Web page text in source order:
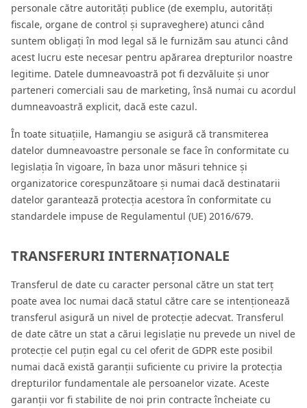
personale către autorități publice (de exemplu, autorități
fiscale, organe de control și supraveghere) atunci când
suntem obligați în mod legal să le furnizăm sau atunci când
acest lucru este necesar pentru apărarea drepturilor noastre
legitime. Datele dumneavoastră pot fi dezvăluite și unor
parteneri comerciali sau de marketing, însă numai cu acordul
dumneavoastră explicit, dacă este cazul.
În toate situațiile, Hamangiu se asigură că transmiterea
datelor dumneavoastre personale se face în conformitate cu
legislația în vigoare, în baza unor măsuri tehnice și
organizatorice corespunzătoare și numai dacă destinatarii
datelor garantează protecția acestora în conformitate cu
standardele impuse de Regulamentul (UE) 2016/679.
TRANSFERURI INTERNAȚIONALE
Transferul de date cu caracter personal către un stat terț
poate avea loc numai dacă statul către care se intenționează
transferul asigură un nivel de protecție adecvat. Transferul
de date către un stat a cărui legislație nu prevede un nivel de
protecție cel puțin egal cu cel oferit de GDPR este posibil
numai dacă există garanții suficiente cu privire la protecția
drepturilor fundamentale ale persoanelor vizate. Aceste
garanții vor fi stabilite de noi prin contracte încheiate cu